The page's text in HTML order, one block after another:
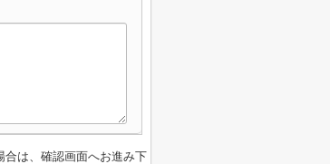
合は、確認画面へお進み下